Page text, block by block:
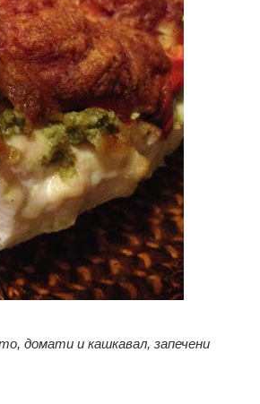
домати и кашкавал, запечени